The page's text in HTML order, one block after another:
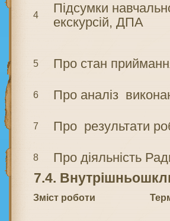
4
Підсумки
екскурсій, ДПА
5 Про стан
6 Про аналіз
7 Про результати
8 Про діяльність
7.4.
Зміст роботи